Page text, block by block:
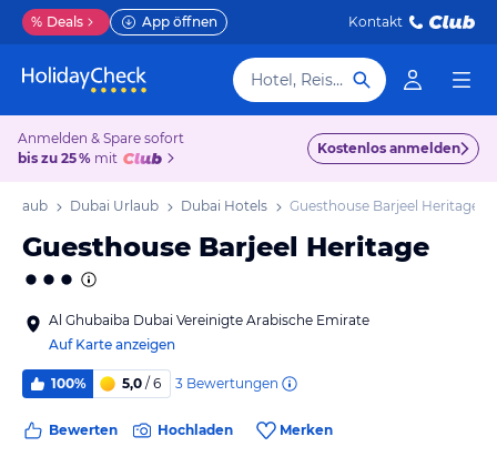
% Deals App öffnen Kontakt
Hotel, Reiseziel
Anmelden & Spare sofort
bis zu 25 % mit
Kostenlos anmelden
Dubai Urlaub Dubai Hotels Guesthouse Barjeel Heritage
Guesthouse Barjeel Heritage
Al Ghubaiba Dubai Vereinigte Arabische Emirate
Auf Karte anzeigen
100% 5,0 / 6 3 Bewertungen
Bewerten Hochladen Merken